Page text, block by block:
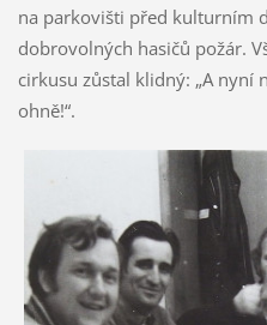
na parkovišti před kulturním
dobrovolných hasičů požár.
cirkusu zůstal klidný: „A nyní
ohně!“.